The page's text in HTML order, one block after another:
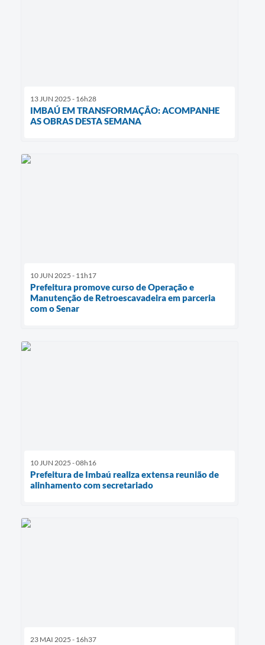
13 JUN 2025 - 16h28
IMBAÚ EM TRANSFORMAÇÃO: ACOMPANHE
AS OBRAS DESTA SEMANA
10 JUN 2025 - 11h17
Prefeitura promove curso de Operação e
Manutenção de Retroescavadeira em parceria
com o Senar
10 JUN 2025 - 08h16
Prefeitura de Imbaú realiza extensa reunião de
alinhamento com secretariado
23 MAI 2025 - 16h37